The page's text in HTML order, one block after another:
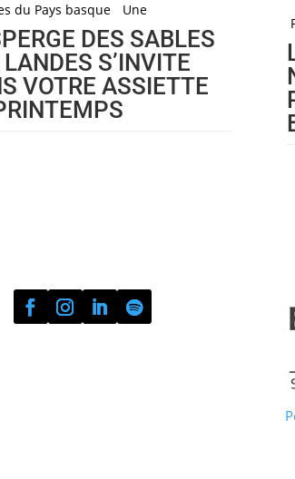
du Pays basque Une
DES SABLES
S’INVITE
VOTRE ASSIETTE